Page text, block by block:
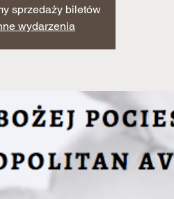
sprzedaży biletów
wydarzenia